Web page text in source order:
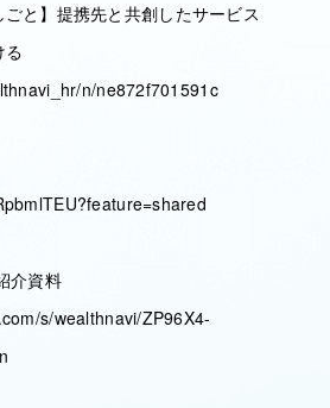
と】提携先と共創したサービス
る
n/ne872f701591c
介資料
s/wealthnavi/ZP96X4-